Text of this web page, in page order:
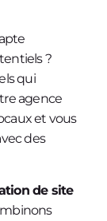
?
qui
agence
et vous
des
de site